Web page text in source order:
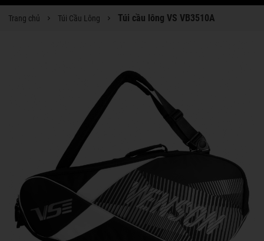
Trang chủ Túi Cầu Lông Túi cầu lông VS VB3510A